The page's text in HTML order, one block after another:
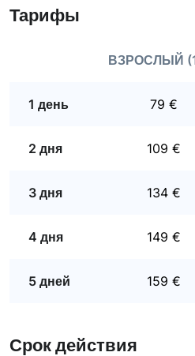
Тарифы
ВЗРОСЛЫЙ
1 день 79 €
2 дня 109 €
3 дня 134 €
4 дня 149 €
5 дней 159 €
Срок действия